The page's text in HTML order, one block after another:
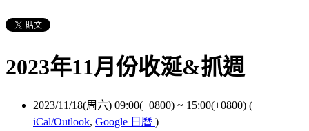
2023年11月份收涎&抓週
2023/11/18(周六) 09:00(+0800) ~ 15:00(+0800) (
iCal/Outlook, Google 日曆 )